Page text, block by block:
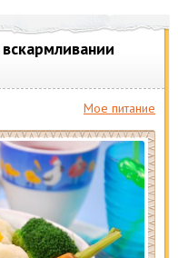
Мое питание